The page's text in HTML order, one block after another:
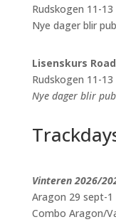
Rudskogen 11-
Nye dager blir
Lisenskurs
Rudskogen 11-
Nye dager blir
Vinteren 2026/
Aragon 29 sept-
Combo Aragon/